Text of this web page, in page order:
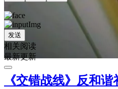
发送
相关阅读
最新更新
《交错战线》反和